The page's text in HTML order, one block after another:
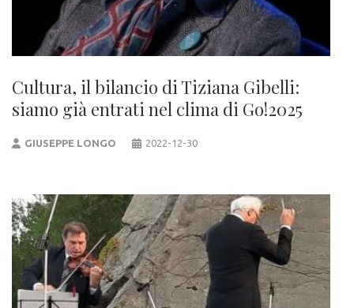
Cultura, il bilancio di Tiziana Gibelli:
siamo già entrati nel clima di Go!2025
GIUSEPPE LONGO 2022-12-30